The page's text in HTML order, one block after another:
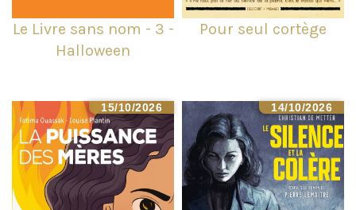
Le Livre sans nom - 3 -
Halloween
Pour seul cortège
15/10/2026 14/10/2026